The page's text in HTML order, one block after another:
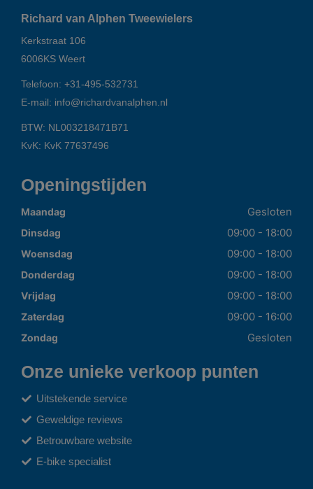
Richard van Alphen Tweewielers
Kerkstraat 106
6006KS Weert
Telefoon: +31-495-532731
E-mail: info@richardvanalphen.nl
BTW: NL003218471B71
KvK: KvK 77637496
Openingstijden
Maandag Gesloten
Dinsdag 09:00 - 18:00
Woensdag 09:00 - 18:00
Donderdag 09:00 - 18:00
Vrijdag 09:00 - 18:00
Zaterdag 09:00 - 16:00
Zondag Gesloten
Onze unieke verkoop punten
Uitstekende service
Geweldige reviews
Betrouwbare website
E-bike specialist